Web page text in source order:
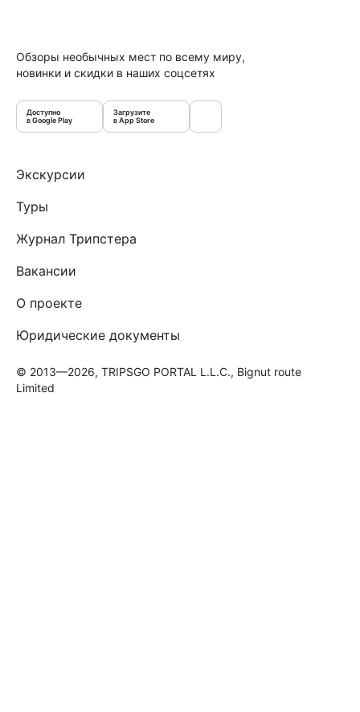
Обзоры необычных мест по всему миру,
новинки и скидки в наших соцсетях
Доступно
в Google Play
Загрузите
в App Store
Экскурсии
Туры
Журнал Трипстера
Вакансии
О проекте
Юридические документы
© 2013—2026, TRIPSGO PORTAL L.L.C., Bignut route
Limited